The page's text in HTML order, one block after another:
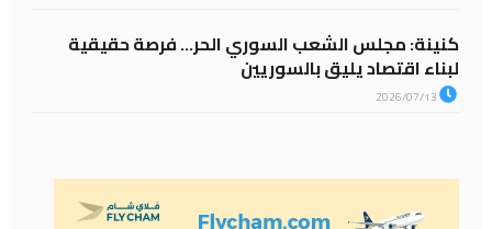
كنينة: مجلس الشعب السوري الحر… فرصة حقيقية
لبناء اقتصاد يليق بالسوريين